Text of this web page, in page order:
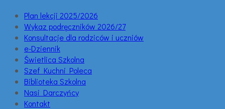
Plan lekcji 2025/2026
Wykaz podręczników 2026/27
Konsultacje dla rodziców i uczniów
e-Dziennik
Świetlica Szkolna
Szef Kuchni Poleca
Biblioteka Szkolna
Nasi Darczyńcy
Kontakt